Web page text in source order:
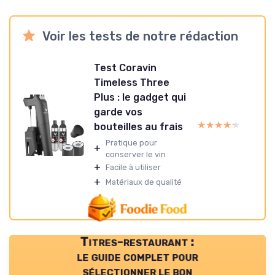
Voir les tests de notre rédaction
Test Coravin
Timeless Three
Plus : le gadget qui
garde vos
bouteilles au frais
+ Pratique pour
conserver le vin
+ Facile à utiliser
+ Matériaux de qualité
★★★★★
★★★★★
Titres-restaurant :
le guide complet pour
sélectionner le bon